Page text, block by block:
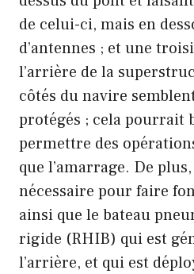
de celui-ci, mais en
d’antennes ; et une
l’arrière de la
côtés du navire
protégés ; cela pourrait
permettre des
que l’amarrage. De
nécessaire pour faire
ainsi que le bateau
rigide (RHIB) qui est
l’arrière, et qui est